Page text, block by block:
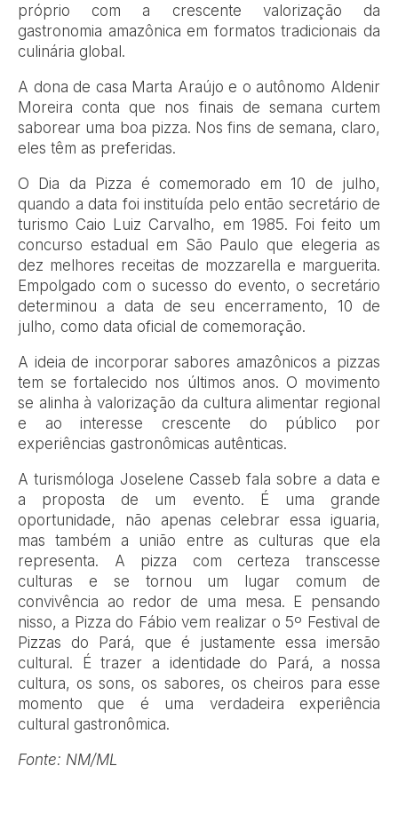
próprio com a crescente valorização da
gastronomia amazônica em formatos tradicionais da
culinária global.
A dona de casa Marta Araújo e o autônomo Aldenir
Moreira conta que nos finais de semana curtem
saborear uma boa pizza. Nos fins de semana, claro,
eles têm as preferidas.
O Dia da Pizza é comemorado em 10 de julho,
quando a data foi instituída pelo então secretário de
turismo Caio Luiz Carvalho, em 1985. Foi feito um
concurso estadual em São Paulo que elegeria as
dez melhores receitas de mozzarella e marguerita.
Empolgado com o sucesso do evento, o secretário
determinou a data de seu encerramento, 10 de
julho, como data oficial de comemoração.
A ideia de incorporar sabores amazônicos a pizzas
tem se fortalecido nos últimos anos. O movimento
se alinha à valorização da cultura alimentar regional
e ao interesse crescente do público por
experiências gastronômicas autênticas.
A turismóloga Joselene Casseb fala sobre a data e
a proposta de um evento. É uma grande
oportunidade, não apenas celebrar essa iguaria,
mas também a união entre as culturas que ela
representa. A pizza com certeza transcesse
culturas e se tornou um lugar comum de
convivência ao redor de uma mesa. E pensando
nisso, a Pizza do Fábio vem realizar o 5º Festival de
Pizzas do Pará, que é justamente essa imersão
cultural. É trazer a identidade do Pará, a nossa
cultura, os sons, os sabores, os cheiros para esse
momento que é uma verdadeira experiência
cultural gastronômica.
Fonte: NM/ML